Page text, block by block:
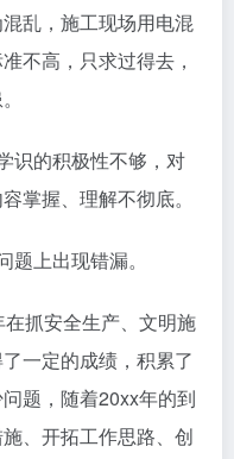
乱，施工现场用电混
不高，只求过得去，
识的积极性不够，对
掌握、理解不彻底。
上出现错漏。
抓安全生产、文明施
一定的成绩，积累了
题，随着20xx年的到
、开拓工作思路、创